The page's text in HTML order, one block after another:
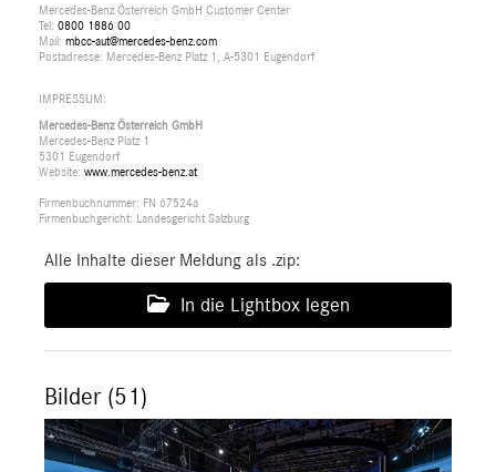
Mercedes-Benz Österreich GmbH Customer Center
Tel: 0800 1886 00
Mail: mbcc-aut@mercedes-benz.com
Postadresse: Mercedes-Benz Platz 1, A-5301 Eugendorf
IMPRESSUM:
Mercedes-Benz Österreich GmbH
Mercedes-Benz Platz 1
5301 Eugendorf
Website: www.mercedes-benz.at
Firmenbuchnummer: FN 67524a
Firmenbuchgericht: Landesgericht Salzburg
Alle Inhalte dieser Meldung als .zip:
In die Lightbox legen
Bilder (51)